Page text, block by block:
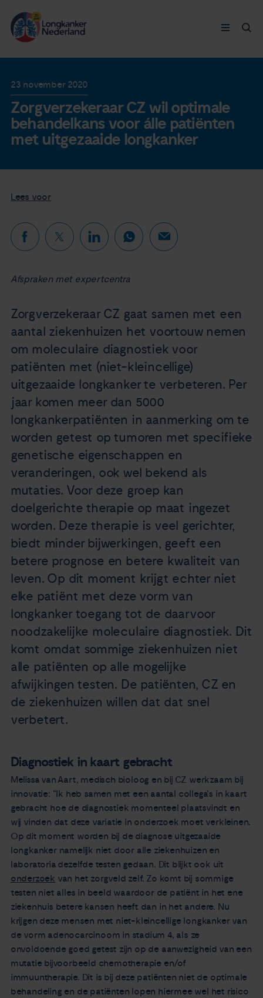
Doneer nu
Nieuws
Agenda
Over ons
Zorgverleners
Contact
Longkanker
Leven met
Ervaringen
23 november 2020
Zorgverzekeraar CZ wil optimale
behandelkans voor álle patiënten
met uitgezaaide longkanker
Lees voor
Afspraken met expertcentra
Zorgverzekeraar CZ gaat samen met een
aantal ziekenhuizen het voortouw nemen
om moleculaire diagnostiek voor
patiënten met (niet-kleincellige)
uitgezaaide longkanker te verbeteren. Per
jaar komen meer dan 5000
longkankerpatiënten in aanmerking om te
worden getest op tumoren met specifieke
genetische eigenschappen en
veranderingen, ook wel bekend als
mutaties. Voor deze groep kan
doelgerichte therapie op maat ingezet
worden. Deze therapie is veel gerichter,
biedt minder bijwerkingen, geeft een
betere prognose en betere kwaliteit van
leven. Op dit moment krijgt echter niet
elke patiënt met deze vorm van
longkanker toegang tot de daarvoor
noodzakelijke moleculaire diagnostiek. Dit
komt omdat sommige ziekenhuizen niet
alle patiënten op alle mogelijke
afwijkingen testen. De patiënten, CZ en
de ziekenhuizen willen dat dat snel
verbetert.
Diagnostiek in kaart gebracht
Melissa van Aart, medisch bioloog en bij CZ werkzaam bij
innovatie: “Ik heb samen met een aantal collega’s in kaart
gebracht hoe de diagnostiek momenteel plaatsvindt en
wij vinden dat deze variatie in onderzoek moet verkleinen.
Op dit moment worden bij de diagnose uitgezaaide
longkanker namelijk niet door alle ziekenhuizen en
laboratoria dezelfde testen gedaan. Dit blijkt ook uit
onderzoek van het zorgveld zelf. Zo komt bij sommige
testen niet alles in beeld waardoor de patiënt in het ene
ziekenhuis betere kansen heeft dan in het andere. Nu
krijgen deze mensen met niet-kleincellige longkanker van
de vorm adenocarcinoom in stadium 4, als ze
onvoldoende goed getest zijn op de aanwezigheid van een
mutatie bijvoorbeeld chemotherapie en/of
immuuntherapie. Dit is bij deze patiënten niet de optimale
behandeling en de patiënten lopen hiermee wel het risico